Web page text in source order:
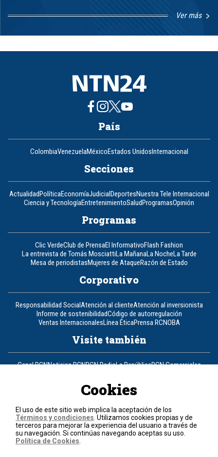
Ver más
1
8
País
ColombiaVenezuelaMéxicoEstados UnidosInternacional
Secciones
ActualidadPolíticaEconomíaJudicialDeportesNuestra Tele Internacional
Ciencia y TecnologíaEntretenimientoSaludProgramasOpinión
Programas
Clic VerdeClub de PrensaEl InformativoFlash Fashion
La entrevista de Tomás MosciattiLa MañanaLa NocheLa Tarde
Mesa de periodistasMujeres de AtaqueRazón de Estado
Corporativo
Responsabilidad SocialAtención al clienteAtención al inversionista
Informe de sostenibilidadCódigo de autorregulación
Ventas InternacionalesLínea ÉticaPrensa RCNOBA
Visite también
Canal RCNNoticias RCNRCN RadioLa RepúblicaRCN Comerciales
Un producto de RCN Televisión
Contáctenos
Teléfono+57 (601) 426 92 92
Cookies
El uso de este sitio web implica la aceptación de los
Términos y condiciones . Utilizamos cookies propias y de
terceros para mejorar la experiencia del usuario a través de
su navegación. Si continúas navegando aceptas su uso.
Política de Cookies